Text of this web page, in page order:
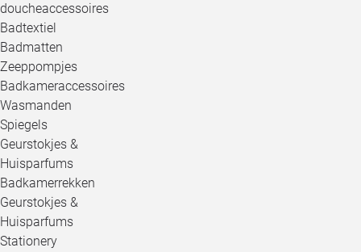
doucheaccessoires
Badtextiel
Badmatten
Zeeppompjes
Badkameraccessoires
Wasmanden
Spiegels
Geurstokjes &
Huisparfums
Badkamerrekken
Geurstokjes &
Huisparfums
Stationery